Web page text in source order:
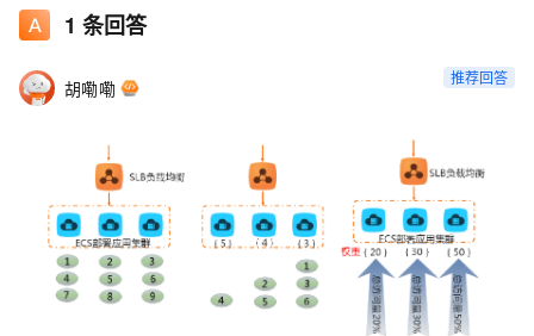
1 条回答
胡嘞嘞 推荐回答